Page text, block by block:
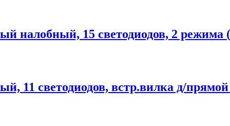
15 светодиодов, 2 режима
светодиодов, встр.вилка д/